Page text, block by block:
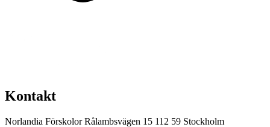
Kontakt
Norlandia Förskolor Rålambsvägen 15 112 59 Stockholm